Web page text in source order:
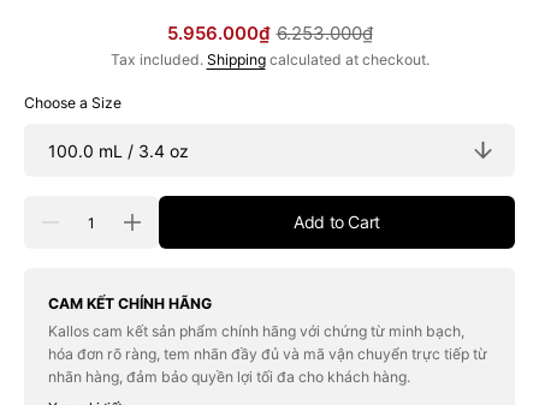
Sale
price
5.956.000₫
Regular
price
6.253.000₫
Tax included. Shippingcalculated at checkout.
Choose a Size
Decrease
Khoáng
Prairie
Cellular
Energizing
Increase
quantity
Khoáng
Prairie
Cellular
Energizing
Add to Cart
CAM KẾT CHÍNH HÃNG
Kallos cam kết sản phẩm chính hãng với chứng từ minh bạch,
hóa đơn rõ ràng, tem nhãn đầy đủ và mã vận chuyển trực tiếp từ
nhãn hàng, đảm bảo quyền lợi tối đa cho khách hàng.